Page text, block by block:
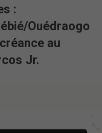
:
Ouédraogo
au
Jr.